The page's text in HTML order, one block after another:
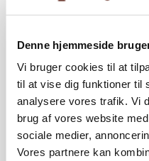
Denne hjemmeside
Vi bruger cookies til at
til at vise dig funktioner til
analysere vores trafik. Vi
brug af vores website
sociale medier,
Vores partnere kan
POLITIK
»Nu stopper I«:
protestgruppe vil
gødskningslov